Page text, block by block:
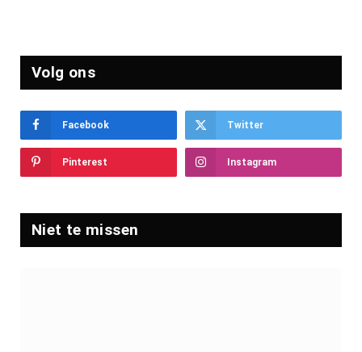
Volg ons
Facebook Twitter
Pinterest Instagram
Niet te missen